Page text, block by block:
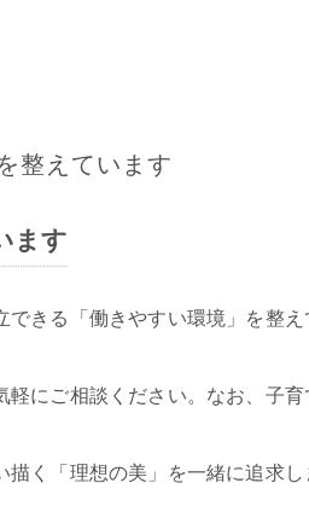
整えています
ます
きる「働きやすい環境」を整え
にご相談ください。なお、子
く「理想の美」を一緒に追求し